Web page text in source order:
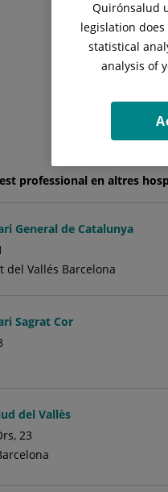
professional en altres
General de Catalunya
del Vallés Barcelona
Sagrat Cor
del Vallès
23
Quirónsalud
legislation
statistical
analysis of